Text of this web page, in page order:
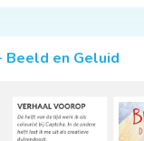
Beeld en Geluid